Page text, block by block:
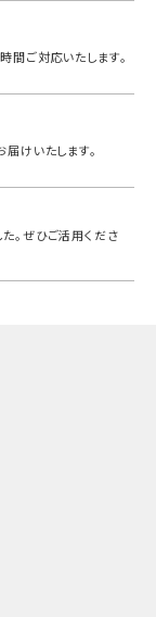
間ご対応いたします。
届けいたします。
。ぜひご活用くださ